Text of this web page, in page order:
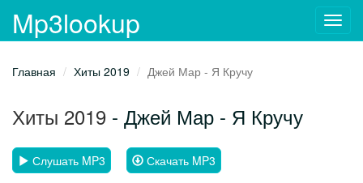
Mp3lookup
Главная Хиты 2019 Джей Мар - Я Кручу
Хиты 2019 - Джей Мар - Я Кручу
Слушать MP3 Скачать MP3